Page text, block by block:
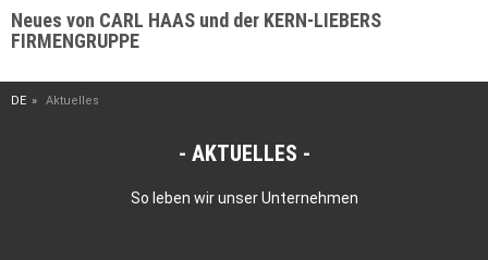
Neues von CARL HAAS und der KERN-LIEBERS
FIRMENGRUPPE
DE Aktuelles
AKTUELLES
So leben wir unser Unternehmen